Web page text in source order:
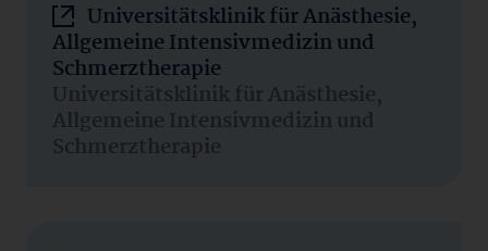
Universitätsklinik für Anästhesie,
Allgemeine Intensivmedizin und
Schmerztherapie
Universitätsklinik für Anästhesie,
Allgemeine Intensivmedizin und
Schmerztherapie